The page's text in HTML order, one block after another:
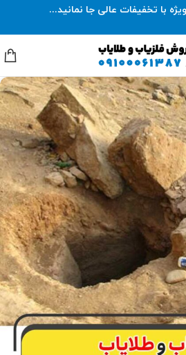
با تخفیفات عالی جا نمانید...